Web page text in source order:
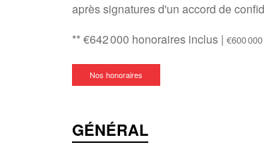
après signatures d'un accord de
** €642 000 honoraires inclus | €600 000
Nos honoraires
GÉNÉRAL